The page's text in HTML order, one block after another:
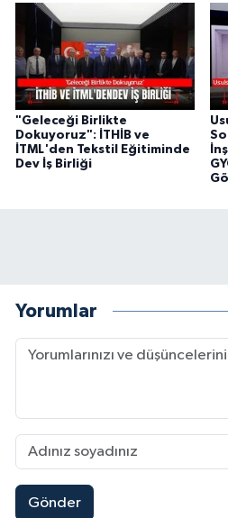
"Geleceği Birlikte
Dokuyoruz": İTHİB ve
İTML'den Tekstil Eğitiminde
Dev İş Birliği
Yorumlar
Gönder